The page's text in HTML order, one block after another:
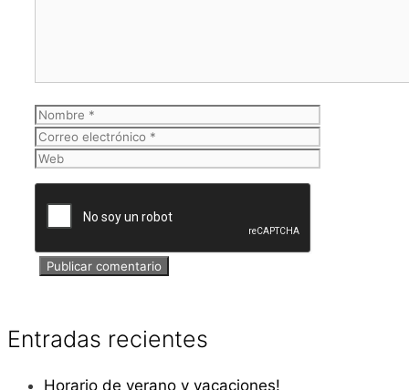
Nombre
Entradas recientes
Horario de verano y vacaciones!